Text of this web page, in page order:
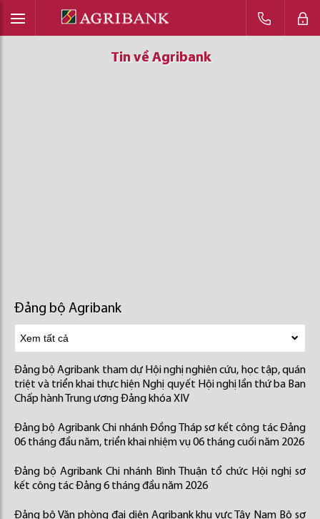
Tin về Agribank
Tin về Agribank
Tin về Agribank
Đảng bộ Agribank
Đảng bộ Agribank tham dự Hội nghị nghiên cứu, học tập, quán
triệt và triển khai thực hiện Nghị quyết Hội nghị lần thứ ba Ban
Chấp hành Trung ương Đảng khóa XIV
Đảng bộ Agribank Chi nhánh Đồng Tháp sơ kết công tác Đảng
06 tháng đầu năm, triển khai nhiệm vụ 06 tháng cuối năm 2026
Đảng bộ Agribank Chi nhánh Bình Thuận tổ chức Hội nghị sơ
kết công tác Đảng 6 tháng đầu năm 2026
Đảng bộ Văn phòng đại diện Agribank khu vực Tây Nam Bộ sơ